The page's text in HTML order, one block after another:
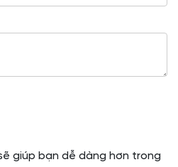
giúp bạn dễ dàng hơn trong